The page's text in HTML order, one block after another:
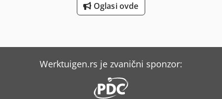
Oglasi ovde
Werktuigen.rs je zvanični sponzor: